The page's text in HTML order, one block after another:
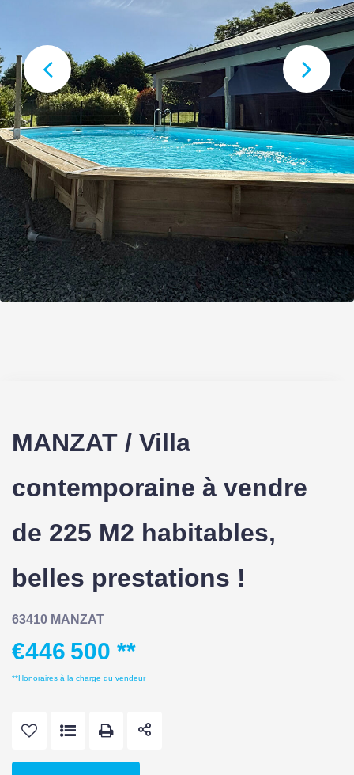
MANZAT / Villa
contemporaine à vendre
de 225 M2 habitables,
belles prestations !
63410 MANZAT
€446 500 **
**Honoraires à la charge du vendeur